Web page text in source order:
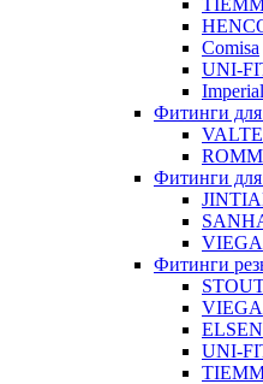
Comisa
UNI-
Imperial
Фитинги для
Фитинги
VIEGA
Фитинги
VIEGA
ELSEN
UNI-